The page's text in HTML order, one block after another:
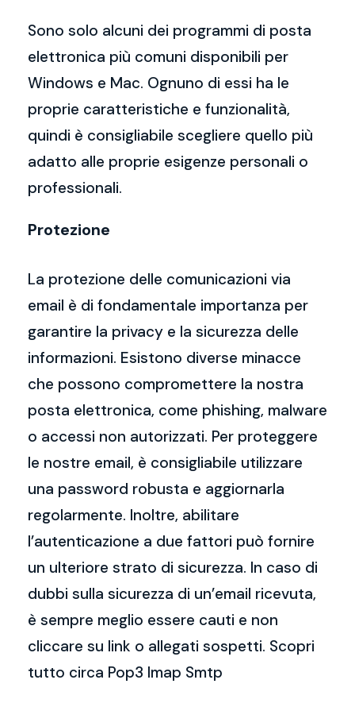
Sono solo alcuni dei programmi di posta
elettronica più comuni disponibili per
Windows e Mac. Ognuno di essi ha le
proprie caratteristiche e funzionalità,
quindi è consigliabile scegliere quello più
adatto alle proprie esigenze personali o
professionali.
Protezione
La protezione delle comunicazioni via
email è di fondamentale importanza per
garantire la privacy e la sicurezza delle
informazioni. Esistono diverse minacce
che possono compromettere la nostra
posta elettronica, come phishing, malware
o accessi non autorizzati. Per proteggere
le nostre email, è consigliabile utilizzare
una password robusta e aggiornarla
regolarmente. Inoltre, abilitare
l’autenticazione a due fattori può fornire
un ulteriore strato di sicurezza. In caso di
dubbi sulla sicurezza di un’email ricevuta,
è sempre meglio essere cauti e non
cliccare su link o allegati sospetti. Scopri
tutto circa Pop3 Imap Smtp